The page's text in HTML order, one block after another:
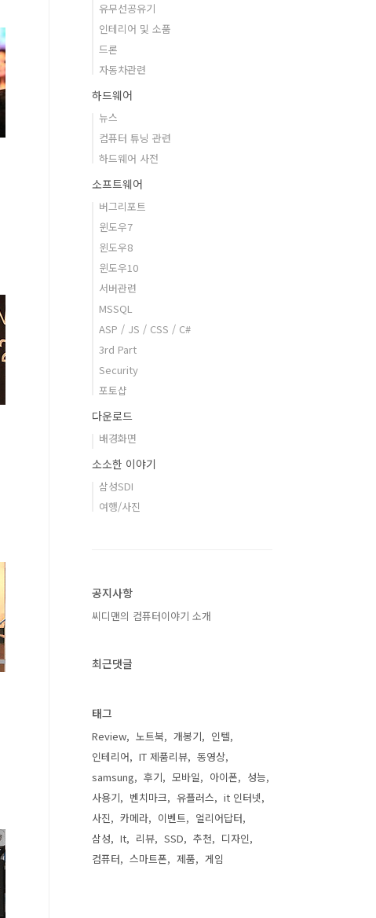
유무선공유기
인테리어 및 소품
드론
자동차관련
하드웨어
뉴스
컴퓨터 튜닝 관련
하드웨어 사전
소프트웨어
버그리포트
윈도우7
윈도우8
윈도우10
서버관련
MSSQL
ASP / JS / CSS / C#
3rd Part
Security
포토샵
다운로드
배경화면
소소한 이야기
삼성SDI
여행/사진
공지사항
씨디맨의 컴퓨터이야기 소개
최근댓글
태그
Review 노트북 개봉기
인텔
인테리어
IT 제품리뷰
동영상
samsung
후기 모바일 아이폰
성능
사용기
벤치마크 유플러스
it 인터넷
사진
카메라 이벤트
얼리어답터
삼성
It 리뷰 SSD 추천
디자인
컴퓨터
스마트폰 제품 게임